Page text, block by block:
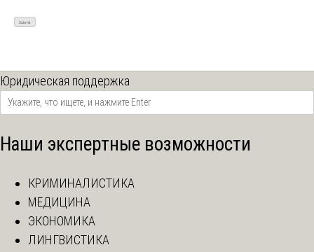
Юридическая поддержка
Наши экспертные возможности
КРИМИНАЛИСТИКА
МЕДИЦИНА
ЭКОНОМИКА
ЛИНГВИСТИКА